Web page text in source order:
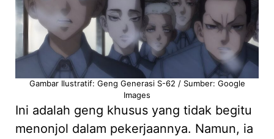
Gambar Ilustratif: Geng Generasi S-62 / Sumber: Google
Images
Ini adalah geng khusus yang tidak begitu
menonjol dalam pekerjaannya. Namun, ia